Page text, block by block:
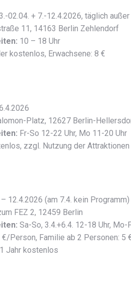
02.04. + 7.-12.4.2026, täglich
11, 14163 Berlin Zehlendorf
10 – 18 Uhr
kostenlos, Erwachsene: 8 €
Platz, 12627 Berlin-
Fr-So 12-22 Uhr, Mo 11-20 Uhr
zzgl. Nutzung der Attraktionen
12.4.2026 (am 7.4. kein Programm)
FEZ 2, 12459 Berlin
Sa-So, 3.4.+6.4. 12-18 Uhr, Mo-
€/Person, Familie ab 2 Personen: 5
Jahr kostenlos